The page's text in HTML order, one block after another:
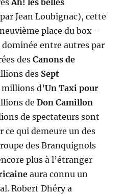
Jean Loubignac), cette
place du box-
entre autres par
desCanons de
des Sept
millions d’Un Taxi pour
deDon Camillon
de spectateurs sont
ce qui demeure un des
des Branquignols
plus à l’étranger
aura connu un
Robert Dhéry a